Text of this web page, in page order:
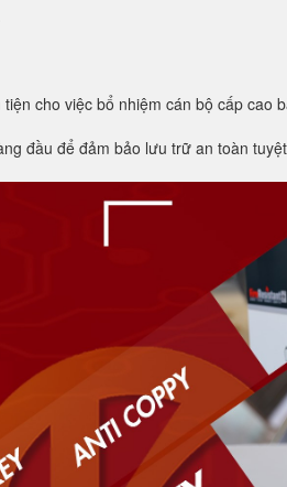
cho việc bổ nhiệm cán bộ cấp cao
đầu để đảm bảo lưu trữ an toàn